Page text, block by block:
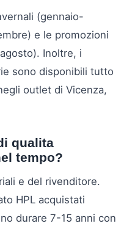
(gennaio-
e le promozioni
Inoltre, i
sono disponibili tutto
outlet di Vicenza,
qualita
tempo?
e del rivenditore.
HPL acquistati
durare 7-15 anni con